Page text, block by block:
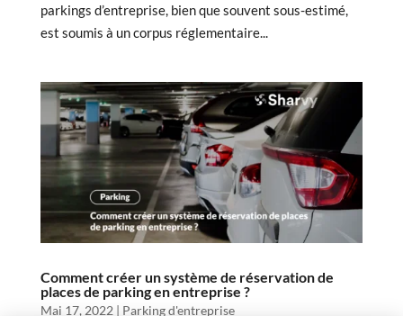
parkings d’entreprise, bien que souvent sous-estimé,
est soumis à un corpus réglementaire...
Comment créer un système de réservation de
places de parking en entreprise ?
Mai 17, 2022| Parking d'entreprise